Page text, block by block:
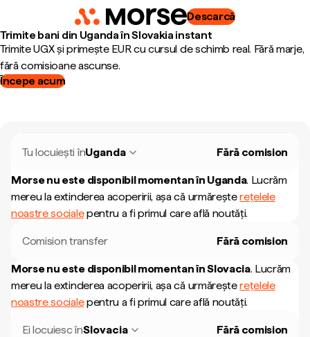
Descarcă
Trimite bani din Uganda în Slovakia instant
Trimite UGX și primește EUR cu cursul de schimb real. Fără marje,
fără comisioane ascunse.
Începe acum
Tu locuiești înUganda Fără comision
Morse nu este disponibil momentan în Uganda. Lucrăm
mereu la extinderea acoperirii, așa că urmăreșterețelele
noastre socialepentru a fi primul care află noutăți.
Comision transfer Fără comision
Morse nu este disponibil momentan înSlovacia. Lucrăm
mereu la extinderea acoperirii, așa că urmăreșterețelele
noastre socialepentru a fi primul care află noutăți.
Ei locuiesc înSlovacia Fără comision